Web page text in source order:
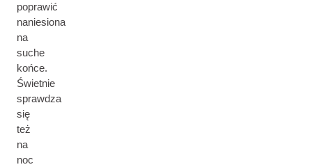
poprawić
naniesiona
na
suche
końce.
Świetnie
sprawdza
się
też
na
noc